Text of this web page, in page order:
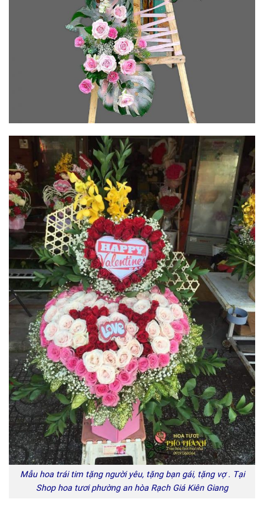
Mẫu hoa trái tim tặng người yêu, tặng bạn gái, tặng vợ . Tại
Shop hoa tươi phường an hòa Rạch Giá Kiên Giang